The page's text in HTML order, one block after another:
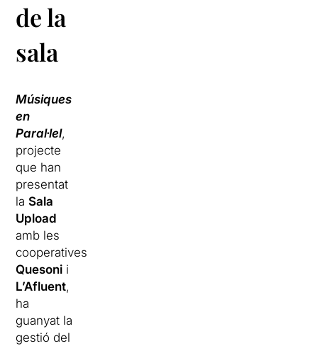
de la
sala
Músiques
en
Paral·lel,
projecte
que han
presentat
laSala
Upload
amb les
cooperatives
Quesoni i
L’Afluent,
ha
guanyat la
gestió del